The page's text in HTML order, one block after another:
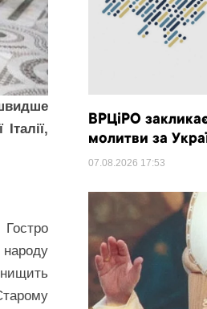
ВРЦіРО
молитви за
07.08.2026 17:53